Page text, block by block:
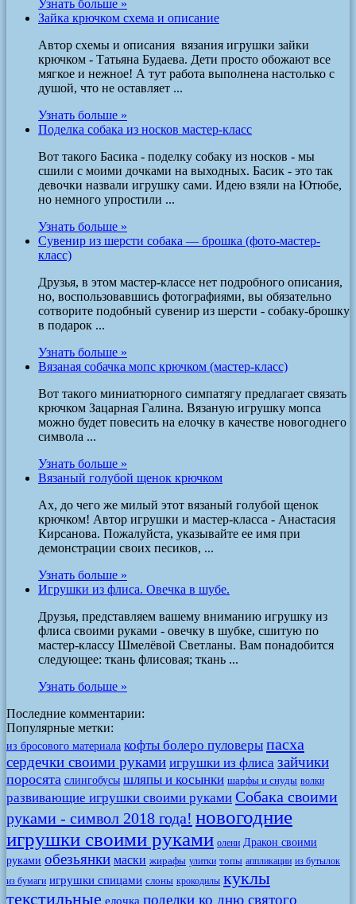
Узнать больше »
Зайка крючком схема и описание
Автор схемы и описания вязания игрушки зайки
крючком - Татьяна Будаева. Дети просто обожают все
мягкое и нежное! А тут работа выполнена настолько с
душой, что не оставляет ...
Узнать больше »
Поделка собака из носков мастер-класс
Вот такого Басика - поделку собаку из носков - мы
сшили с моими дочками на выходных. Басик - это так
девочки назвали игрушку сами. Идею взяли на Ютюбе,
но немного упростили ...
Узнать больше »
Сувенир из шерсти собака — брошка (фото-мастер-
класс)
Друзья, в этом мастер-классе нет подробного описания,
но, воспользовавшись фотографиями, вы обязательно
сотворите подобный сувенир из шерсти - собаку-брошку
в подарок ...
Узнать больше »
Вязаная собачка мопс крючком (мастер-класс)
Вот такого миниатюрного симпатягу предлагает связать
крючком Зацарная Галина. Вязаную игрушку мопса
можно будет повесить на елочку в качестве новогоднего
символа ...
Узнать больше »
Вязаный голубой щенок крючком
Ах, до чего же милый этот вязаный голубой щенок
крючком! Автор игрушки и мастер-класса - Анастасия
Кирсанова. Пожалуйста, указывайте ее имя при
демонстрации своих песиков, ...
Узнать больше »
Игрушки из флиса. Овечка в шубе.
Друзья, представляем вашему вниманию игрушку из
флиса своими руками - овечку в шубке, сшитую по
мастер-классу Шмелёвой Светланы. Вам понадобится
следующее: ткань флисовая; ткань ...
Узнать больше »
Последние комментарии:
Популярные метки:
из бросового материала кофты болеро пуловеры пасха
сердечки своими руками игрушки из флиса зайчики
поросята слингобусы шляпы и косынки шарфы и снуды волки
развивающие игрушки своими руками Собака своими
руками - символ 2018 года! новогодние
игрушки своими руками олени Дракон своими
руками обезьянки маски жирафы улитки топы аппликации из бутылок
из бумаги игрушки спицами слоны крокодилы куклы
текстильные елочка поделки ко дню святого